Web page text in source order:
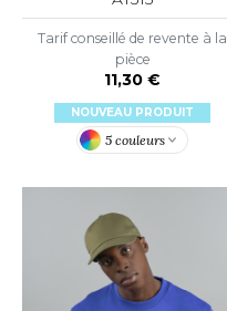
DENIM
Tarif conseillé de revente à la
pièce
11,30 €
NOUVEAU PRODUIT
5 couleurs